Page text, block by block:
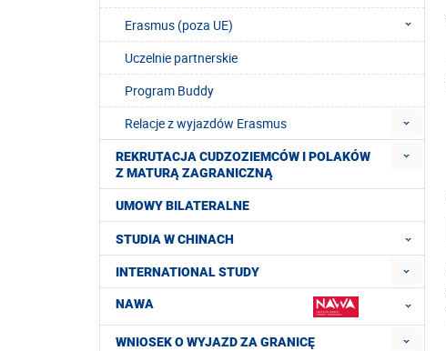
Erasmus (poza UE)
Uczelnie partnerskie
Program Buddy
Relacje z wyjazdów Erasmus
REKRUTACJA CUDZOZIEMCÓW I POLAKÓW
Z MATURĄ ZAGRANICZNĄ
UMOWY BILATERALNE
STUDIA W CHINACH
INTERNATIONAL STUDY
NAWA
WNIOSEK O WYJAZD ZA GRANICĘ